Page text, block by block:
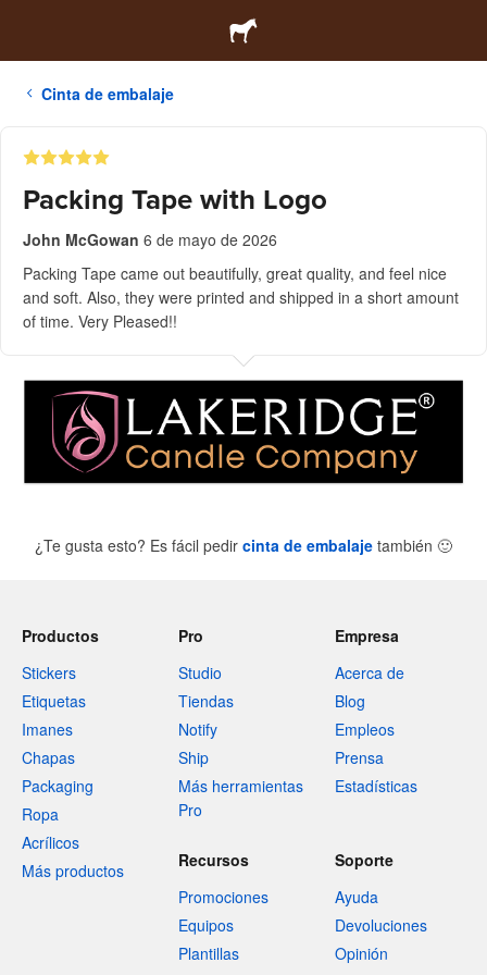
Cinta de embalaje
Packing Tape with Logo
John McGowan 6 de mayo de 2026
Packing Tape came out beautifully, great quality, and feel nice
and soft. Also, they were printed and shipped in a short amount
of time. Very Pleased!!
¿Te gusta esto? Es fácil pedir cinta de embalaje también 🙂
Productos
Stickers
Etiquetas
Imanes
Chapas
Packaging
Ropa
Acrílicos
Más productos
Pro
Studio
Tiendas
Notify
Ship
Más herramientas
Pro
Empresa
Acerca de
Blog
Empleos
Prensa
Estadísticas
Recursos
Promociones
Equipos
Plantillas
Soporte
Ayuda
Devoluciones
Opinión